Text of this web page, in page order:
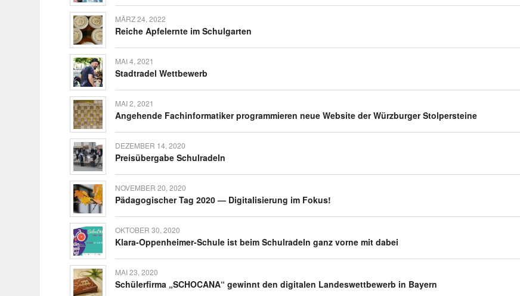
MÄRZ 24, 2022
Reiche Apfel­ernte im Schulgarten
MAI 4, 2021
Stadtr­adel Wettbewerb
MAI 2, 2021
Ange­hende Fach­in­for­ma­tiker program­mieren neue Website der Würz­burger Stolpersteine
DEZEMBER 14, 2020
Preis­über­gabe Schulradeln
NOVEMBER 20, 2020
Pädago­gi­scher Tag 2020 — Digi­ta­li­sie­rung im Fokus!
OKTOBER 30, 2020
Klara-Oppen­­heimer-Schule ist beim Schul­ra­deln ganz vorne mit dabei
MAI 23, 2020
Schü­ler­firma „SCHOCANA“ gewinnt den digi­talen Landes­wett­be­werb in Bayern